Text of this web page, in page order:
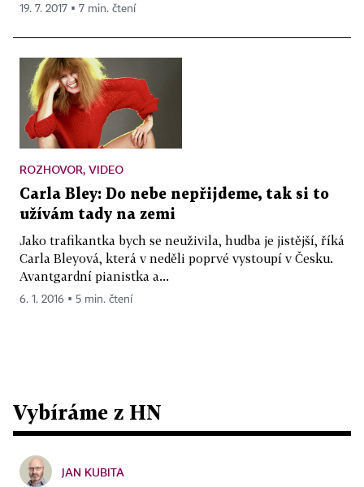
19. 7. 2017 ▪ 7 min. čtení
ROZHOVOR, VIDEO
Carla Bley: Do nebe nepřijdeme, tak si to
užívám tady na zemi
Jako trafikantka bych se neuživila, hudba je jistější, říká
Carla Bleyová, která v neděli poprvé vystoupí v Česku.
Avantgardní pianistka a...
6. 1. 2016 ▪ 5 min. čtení
Vybíráme z HN
JAN KUBITA